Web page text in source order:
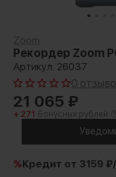
Рекордер Zoom
Артикул: 26037
0
21 065 ₽
+ 271 Бонусных рублей
%Кредит от 3159